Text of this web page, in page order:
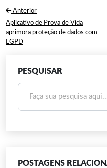
Navegação
de
Post
Anterior
Post
Anterior:
Aplicativo de Prova de Vida
aprimora proteção de dados com
LGPD
PESQUISAR
POSTAGENS